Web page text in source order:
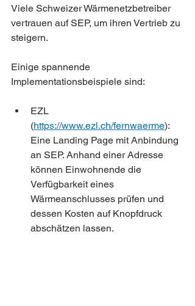
Viele Schweizer Wärmenetzbetreiber
vertrauen auf SEP, um ihren Vertrieb zu
steigern.
Einige spannende
Implementationsbeispiele sind:
EZL
(https://www.ezl.ch/fernwaerme):
Eine Landing Page mit Anbindung
an SEP. Anhand einer Adresse
können Einwohnende die
Verfügbarkeit eines
Wärmeanschlusses prüfen und
dessen Kosten auf Knopfdruck
abschätzen lassen.